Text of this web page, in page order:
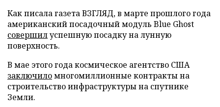
Как писала газета ВЗГЛЯД, в марте прошлого года
американский посадочный модуль Blue Ghost
совершилуспешную посадку на лунную
поверхность.
В мае этого года космическое агентство США
заключиломногомиллионные контракты на
строительство инфраструктуры на спутнике
Земли.